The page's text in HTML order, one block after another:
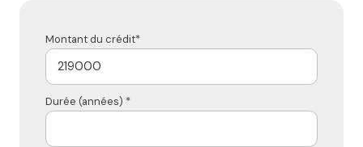
Montant du crédit*
Durée (années) *